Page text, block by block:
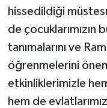
hissedildiği
de çocuklarımızın
tanımalarını ve
öğrenmelerini
etkinliklerimizle
hem de